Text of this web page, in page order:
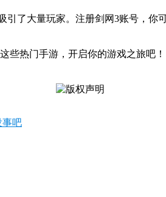
引了大量玩家。注册剑网3账号，
些热门手游，开启你的游戏之旅吧！
事吧